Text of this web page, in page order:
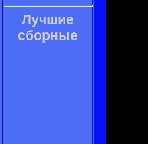
Лучшие
сборные